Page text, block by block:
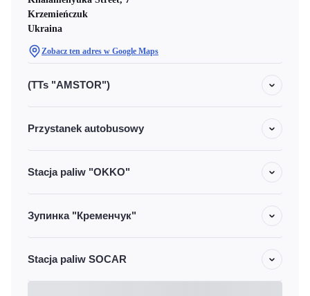
Krzemieńczuk
Ukraina
Zobacz ten adres w Google Maps
(TTs "AMSTOR")
Przystanek autobusowy
Stacja paliw "OKKO"
Зупинка "Кременчук"
Stacja paliw SOCAR